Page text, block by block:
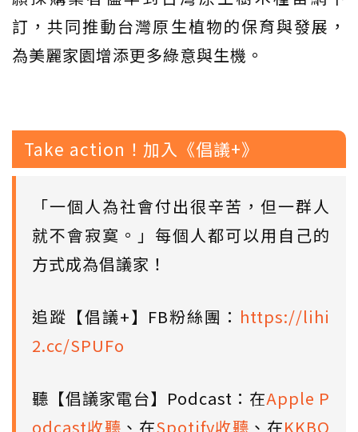
訂，共同推動台灣原生植物的保育與發展，
為美麗家園增添更多綠意與生機。
Take action！加入《倡議+》
「一個人為社會付出很辛苦，但一群人
就不會寂寞。」每個人都可以用自己的
方式成為倡議家！
追蹤【倡議+】FB粉絲團： https://lihi
2.cc/SPUFo
聽【倡議家電台】Podcast：在Apple P
odcast收聽 、在Spotify收聽 、在KKBO